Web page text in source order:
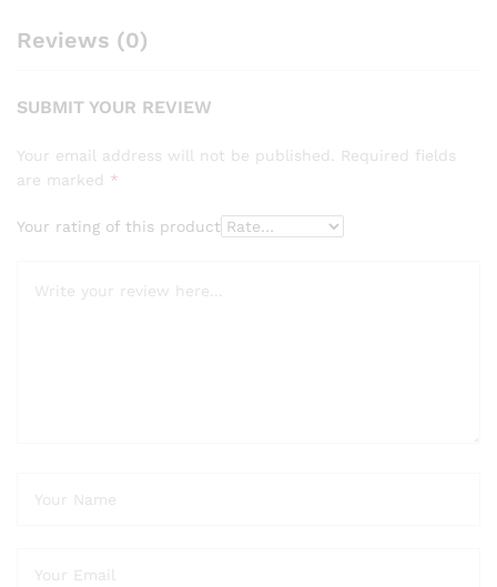
Reviews (0)
SUBMIT YOUR REVIEW
Your email address will not be published. Required fields
are marked *
Your rating of this product